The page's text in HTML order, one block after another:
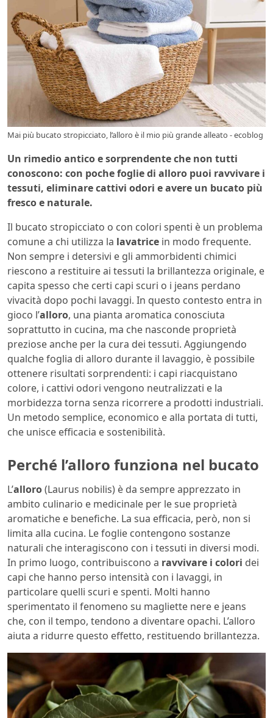
Mai più bucato stropicciato, l’alloro è il mio più grande alleato - ecoblog
Un rimedio antico e sorprendente che non tutti
conoscono: con poche foglie di alloro puoi ravvivare i
tessuti, eliminare cattivi odori e avere un bucato più
fresco e naturale.
Il bucato stropicciato o con colori spenti è un problema
comune a chi utilizza la lavatrice in modo frequente.
Non sempre i detersivi e gli ammorbidenti chimici
riescono a restituire ai tessuti la brillantezza originale, e
capita spesso che certi capi scuri o i jeans perdano
vivacità dopo pochi lavaggi. In questo contesto entra in
gioco l’alloro, una pianta aromatica conosciuta
soprattutto in cucina, ma che nasconde proprietà
preziose anche per la cura dei tessuti. Aggiungendo
qualche foglia di alloro durante il lavaggio, è possibile
ottenere risultati sorprendenti: i capi riacquistano
colore, i cattivi odori vengono neutralizzati e la
morbidezza torna senza ricorrere a prodotti industriali.
Un metodo semplice, economico e alla portata di tutti,
che unisce efficacia e sostenibilità.
Perché l’alloro funziona nel bucato
L’alloro(Laurus nobilis) è da sempre apprezzato in
ambito culinario e medicinale per le sue proprietà
aromatiche e benefiche. La sua efficacia, però, non si
limita alla cucina. Le foglie contengono sostanze
naturali che interagiscono con i tessuti in diversi modi.
In primo luogo, contribuiscono a ravvivare i colori dei
capi che hanno perso intensità con i lavaggi, in
particolare quelli scuri e spenti. Molti hanno
sperimentato il fenomeno su magliette nere e jeans
che, con il tempo, tendono a diventare opachi. L’alloro
aiuta a ridurre questo effetto, restituendo brillantezza.